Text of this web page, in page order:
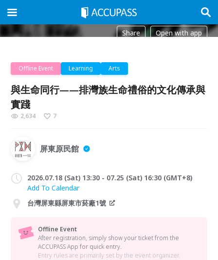
Share Open with app
Offline Event Learning Arts
與生命同行——排灣族生命禮俗的文化傳承與
實踐
2,634 7
屏東原民館
2026.07.18 (Sat) 13:30 - 07.25 (Sat) 16:30 (GMT+8)
Add To Calendar
台灣屏東縣屏東市菸廠1號
Offline Event
After registration, simply show your ticket from the
ACCUPASS App for quick entry.
Entry rules are primarily set by the event organizer.